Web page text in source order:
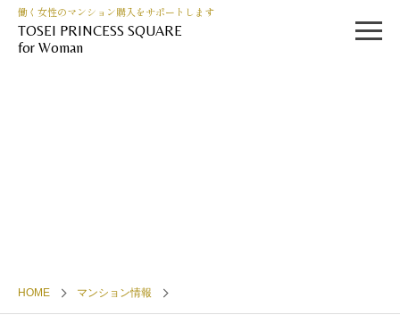
働く女性のマンション購入をサポートします
TOSEI PRINCESS SQUARE
for Woman
HOME マンション情報